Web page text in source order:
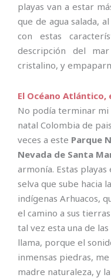
playas van a estar
que de agua salada,
con estas
descripción del
cristalino, y
El Océano Atlántico,
No podía terminar
natal Colombia de
veces a este Parque
Nevada de Santa
armonía. Estas
selva que sube hacia
indígenas Arhuacos,
el camino a sus
tal vez esta una de
llama, porque el
inmensas piedras,
madre naturaleza, y